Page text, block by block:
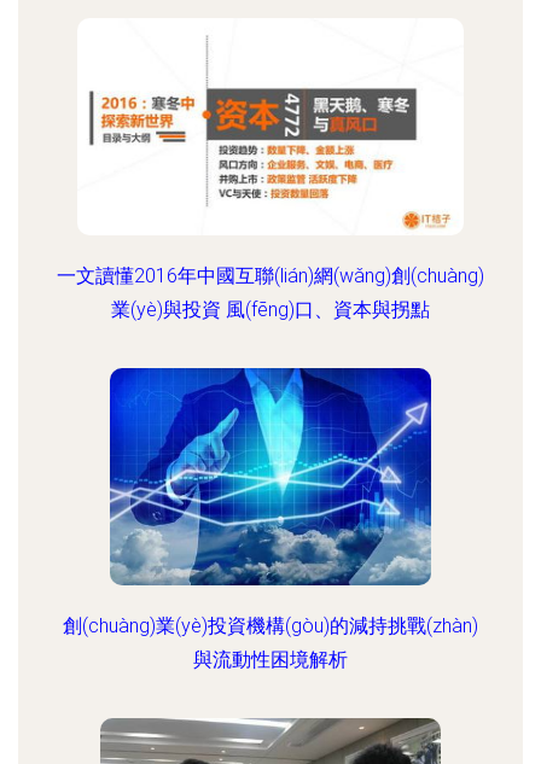
一文讀懂2016年中國互聯(lián)網(wǎng)創(chuàng)
業(yè)與投資 風(fēng)口、資本與拐點
創(chuàng)業(yè)投資機構(gòu)的減持挑戰(zhàn)
與流動性困境解析